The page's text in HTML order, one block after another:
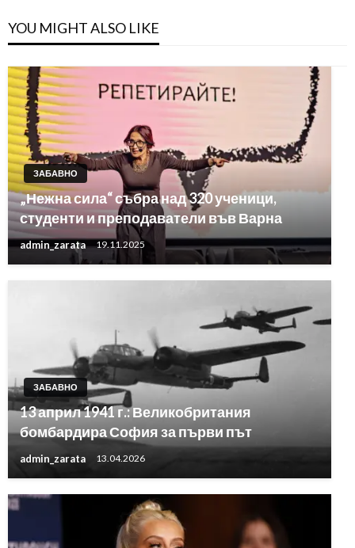
YOU MIGHT ALSO LIKE
ЗАБАВНО
„Нежна сила“ събра над 320 ученици,
студенти и преподаватели във Варна
admin_zarata 19.11.2025
ЗАБАВНО
13 април 1941 г.: Великобритания
бомбардира София за първи път
admin_zarata 13.04.2026